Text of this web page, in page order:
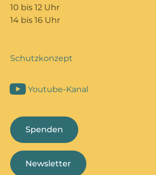
10 bis 12 Uhr
14 bis 16 Uhr
Schutzkonzept
Youtube-Kanal
Spenden
Newsletter